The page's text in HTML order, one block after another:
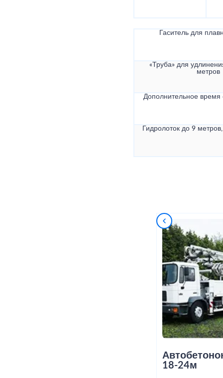
Гаситель для
«Труба» для
метров
Дополнительное
Гидролоток до 9
18-24м